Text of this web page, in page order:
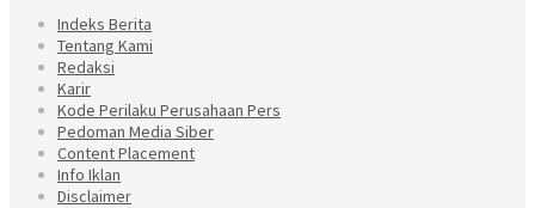
Indeks Berita
Tentang Kami
Redaksi
Karir
Kode Perilaku Perusahaan Pers
Pedoman Media Siber
Content Placement
Info Iklan
Disclaimer